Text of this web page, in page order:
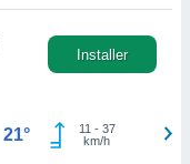
Installer
21° 11 - 37
km/h